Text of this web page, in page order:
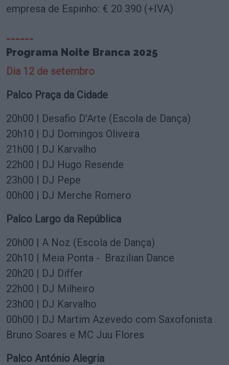
empresa de Espinho: € 20 390 (+IVA)
Programa Noite Branca 2025
Dia 12 de setembro
Palco Praça da Cidade
20h00 | Desafio D'Arte (Escola de Dança)
20h10 | DJ Domingos Oliveira
21h00 | DJ Karvalho
22h00 | DJ Hugo Resende
23h00 | DJ Pepe
00h00 | DJ Merche Romero
Palco Largo da República
20h00 | A Noz (Escola de Dança)
20h10 | Meia Ponta - Brazilian Dance
20h20 | DJ Differ
22h00 | DJ Milheiro
23h00 | DJ Karvalho
00h00 | DJ Martim Azevedo com Saxofonista
Bruno Soares e MC Juu Flores
Palco António Alegria